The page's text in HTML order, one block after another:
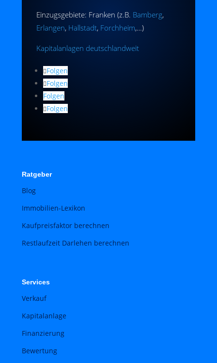
Einzugsgebiete: Franken (z.B. Bamberg,
Erlangen, Hallstadt, Forchheim,…)
Kapitalanlagen deutschlandweit
Folgen
Folgen
Folgen
Folgen
Ratgeber
Blog
Immobilien-Lexikon
Kaufpreisfaktor berechnen
Restlaufzeit Darlehen berechnen
Services
Verkauf
Kapitalanlage
Finanzierung
Bewertung